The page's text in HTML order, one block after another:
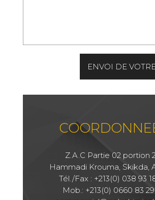
ENVOI DE
Z.A.C Partie 02 portion
Hammadi Krouma, Skikda,
Tél./Fax : +213(0) 038 93
Mob.: +213(0) 0660 83